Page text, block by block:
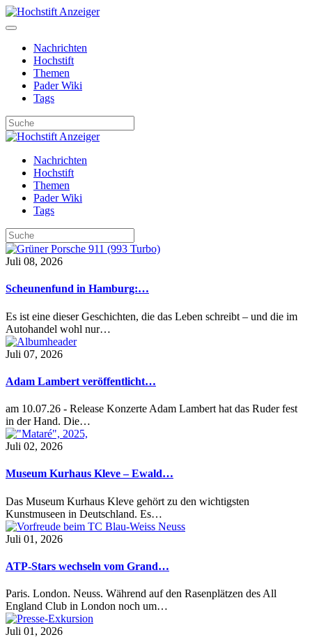
Nachrichten
Hochstift
Themen
Pader Wiki
Tags
Nachrichten
Hochstift
Themen
Pader Wiki
Tags
Juli 08, 2026
Scheunenfund in Hamburg:…
Es ist eine dieser Geschichten, die das Leben schreibt – und die im
Autohandel wohl nur…
Juli 07, 2026
Adam Lambert veröffentlicht…
am 10.07.26 - Release Konzerte Adam Lambert hat das Ruder fest
in der Hand. Die…
Juli 02, 2026
Museum Kurhaus Kleve – Ewald…
Das Museum Kurhaus Kleve gehört zu den wichtigsten
Kunstmuseen in Deutschland. Es…
Juli 01, 2026
ATP-Stars wechseln vom Grand…
Paris. London. Neuss. Während auf den Rasenplätzen des All
England Club in London noch um…
Juli 01, 2026